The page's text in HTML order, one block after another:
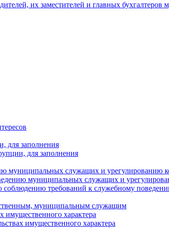
их заместителей и главных
для заполнения
для заполнения
муниципальных служащих и урегулированию
муниципальных служащих и
требований к служебному
муниципальным служащим
имущественного характера
имущественного характера